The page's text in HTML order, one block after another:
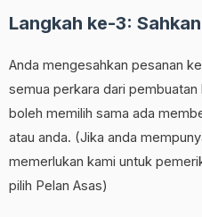
Langkah ke-3:
Anda mengesahkan pesanan
semua perkara dari pembuatan
boleh memilih sama ada
atau anda. (Jika anda
memerlukan kami untuk
pilih Pelan Asas)